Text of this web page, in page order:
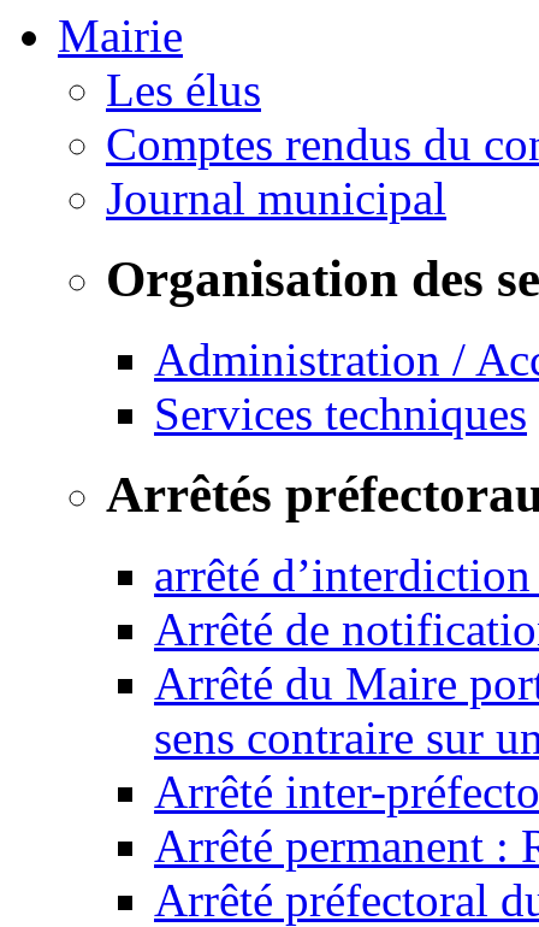
Mairie
Les élus
Comptes rendus du
Journal municipal
Organisation des
Administration /
Services techniques
Arrêtés
arrêté
Arrêté de
Arrêté du Maire
sens contraire sur
Arrêté inter-
Arrêté permanent :
Arrêté préfectoral